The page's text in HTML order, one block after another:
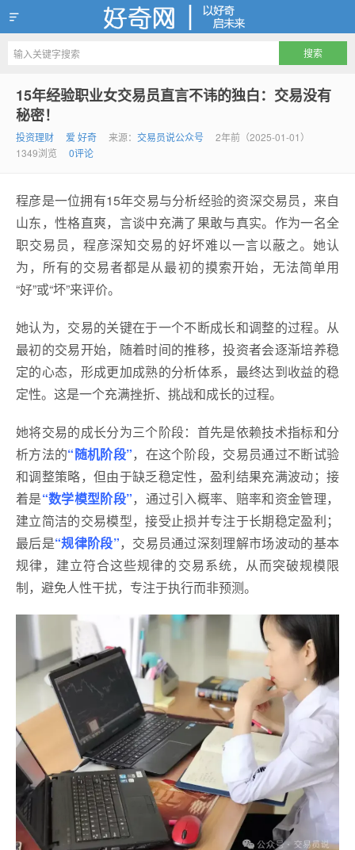
好奇网
15年经验职业女交易员直言不讳的独白：交易没有
秘密！
投资理财 爱 好奇 来源： 交易员说公众号
2年前（2025-01-01）
1349浏览
0评论
程彦是一位拥有15年交易与分析经验的资深交易员，来自
山东，性格直爽，言谈中充满了果敢与真实。作为一名全
职交易员，程彦深知交易的好坏难以一言以蔽之。她认
为，所有的交易者都是从最初的摸索开始，无法简单用
“好”或“坏”来评价。
她认为，交易的关键在于一个不断成长和调整的过程。从
最初的交易开始，随着时间的推移，投资者会逐渐培养稳
定的心态，形成更加成熟的分析体系，最终达到收益的稳
定性。这是一个充满挫折、挑战和成长的过程。
她将交易的成长分为三个阶段：首先是依赖技术指标和分
析方法的“随机阶段”，在这个阶段，交易员通过不断试验
和调整策略，但由于缺乏稳定性，盈利结果充满波动；接
着是“数学模型阶段”，通过引入概率、赔率和资金管理，
建立简洁的交易模型，接受止损并专注于长期稳定盈利；
最后是“规律阶段”，交易员通过深刻理解市场波动的基本
规律，建立符合这些规律的交易系统，从而突破规模限
制，避免人性干扰，专注于执行而非预测。